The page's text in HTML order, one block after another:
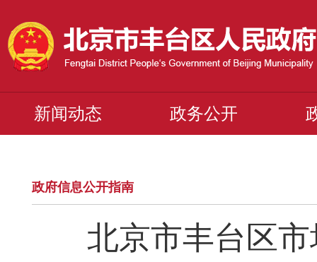
新闻动态 政务公开
政府信息公开指南
北京市丰台区